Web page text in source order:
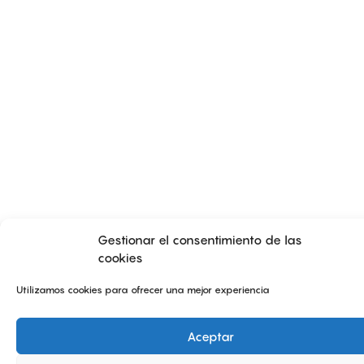
Gestionar el consentimiento de las
cookies
Utilizamos cookies para ofrecer una mejor experiencia
Aceptar